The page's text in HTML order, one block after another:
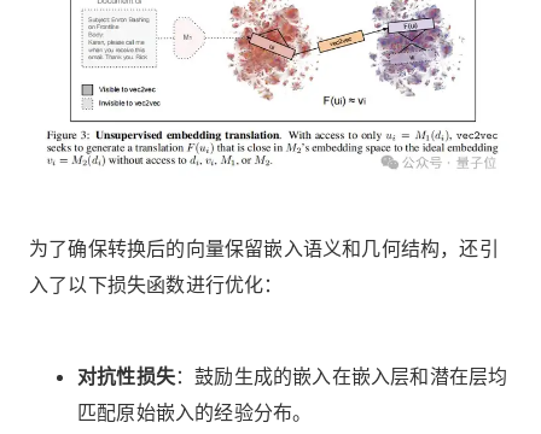
为了确保转换后的向量保留嵌入语义和几何结构，还引
入了以下损失函数进行优化：
对抗性损失：鼓励生成的嵌入在嵌入层和潜在层均
匹配原始嵌入的经验分布。